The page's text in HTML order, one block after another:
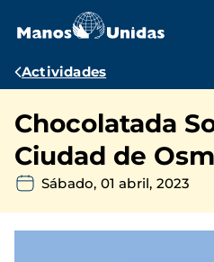
contenido
Ruta
navegación
Actividades
Chocolatada
Ciudad de
Sábado, 01 abril, 2023